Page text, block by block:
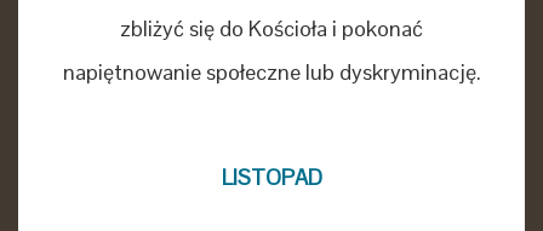
zbliżyć się do Kościoła i pokonać
napiętnowanie społeczne lub dyskryminację.
LISTOPAD